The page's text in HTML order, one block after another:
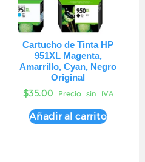
Cartucho de Tinta HP
951XL Magenta,
Amarrillo, Cyan, Negro
Original
$35.00 Precio sin IVA
Añadir al carrito